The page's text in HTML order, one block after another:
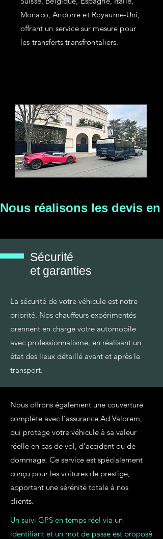
Monaco, Andorre et Royaume-Uni,
offrant un service sur mesure pour
les transferts transfrontaliers.
Nous réalisons les devis
Sécurité
et garanties
La sécurité de votre véhicule est notre
priorité. Nos chauffeurs expérimentés
prennent en charge votre automobile
avec professionnalisme, en réalisant un
état des lieux détaillé avant et après le
transport.
Nous offrons également une couverture
complète avec l’assurance Ad Valorem,
qui protège votre véhicule à sa valeur
réelle en cas de vol, d’accident ou de
dommage. Ce service est spécialement
conçu pour les voitures de prestige,
apportant une sérénité totale à nos
clients.
Un suivi GPS en temps réel via un
identifiant et un mot de passe est proposé